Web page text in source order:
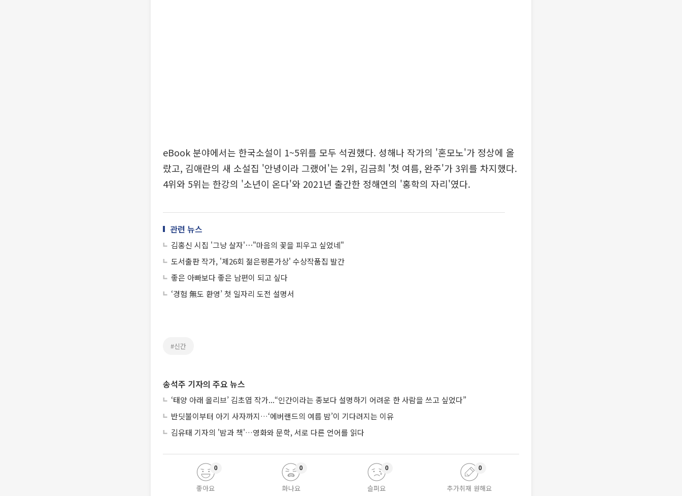
eBook 분야에서는 한국소설이 1~5위를 모두 석권했다. 성해나 작가의 '혼모노'가 정상에 올
랐고, 김애란의 새 소설집 '안녕이라 그랬어'는 2위, 김금희 '첫 여름, 완주'가 3위를 차지했다.
4위와 5위는 한강의 '소년이 온다'와 2021년 출간한 정해연의 '홍학의 자리'였다.
관련 뉴스
김홍신 시집 '그냥 살자'⋯"마음의 꽃을 피우고 싶었네"
도서출판 작가, '제26회 젊은평론가상' 수상작품집 발간
좋은 아빠보다 좋은 남편이 되고 싶다
‘경험 無도 환영’ 첫 일자리 도전 설명서
#신간
송석주 기자의 주요 뉴스
‘태양 아래 올리브’ 김초엽 작가...“인간이라는 종보다 설명하기 어려운 한 사람을 쓰고 싶었다”
반딧불이부터 아기 사자까지…‘에버랜드의 여름 밤’이 기다려지는 이유
김유태 기자의 '밤과 책'…영화와 문학, 서로 다른 언어를 읽다
좋아요
0
화나요
0
슬퍼요
0
추가취재 원해요
0